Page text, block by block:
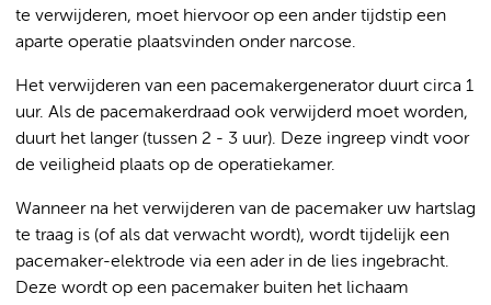
te verwijderen, moet hiervoor op een ander tijdstip een
aparte operatie plaatsvinden onder narcose.
Het verwijderen van een pacemakergenerator duurt circa 1
uur. Als de pacemakerdraad ook verwijderd moet worden,
duurt het langer (tussen 2 - 3 uur). Deze ingreep vindt voor
de veiligheid plaats op de operatiekamer.
Wanneer na het verwijderen van de pacemaker uw hartslag
te traag is (of als dat verwacht wordt), wordt tijdelijk een
pacemaker-elektrode via een ader in de lies ingebracht.
Deze wordt op een pacemaker buiten het lichaam